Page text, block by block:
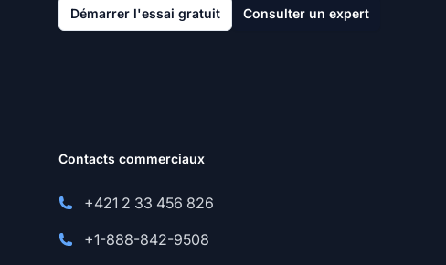
Démarrer l'essai gratuit Consulter un expert
Contacts commerciaux
+421 2 33 456 826
+1-888-842-9508